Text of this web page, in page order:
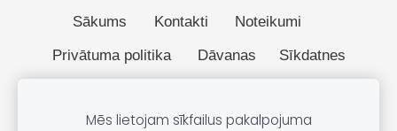
Sākums Kontakti
Noteikumi
Privātuma politika
Dāvanas Sīkdatnes
Mēs lietojam sīkfailus pakalpojuma